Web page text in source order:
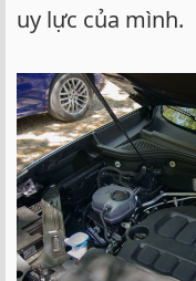
uy lực của mình.